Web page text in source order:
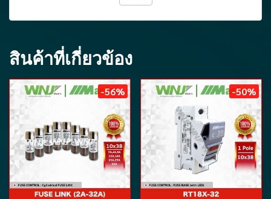
สินค้าที่เกี่ยวข้อง
-56% -50%